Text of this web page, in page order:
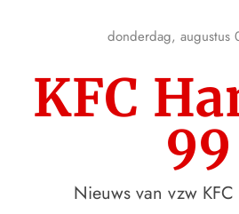
donderdag, augustus
KFC
99
Nieuws van vzw